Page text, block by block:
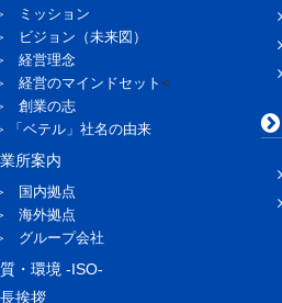
ミッション
ビジョン（未来図）
経営理念
経営のマインドセット <
創業の志
「ベテル」社名の由来
所案内
国内拠点
海外拠点
グループ会社
・環境 -ISO-
挨拶